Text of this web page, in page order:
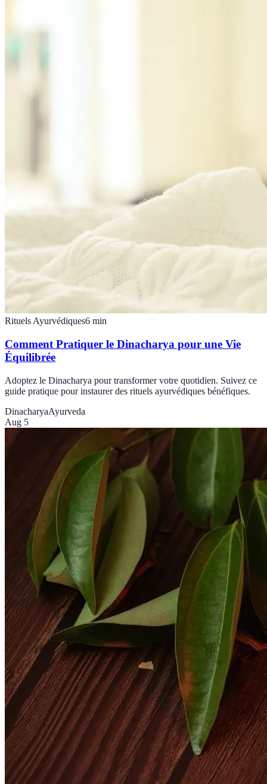
Rituels Ayurvédiques6 min
Comment Pratiquer le Dinacharya pour une Vie
Équilibrée
Adoptez le Dinacharya pour transformer votre quotidien. Suivez ce
guide pratique pour instaurer des rituels ayurvédiques bénéfiques.
DinacharyaAyurveda
Aug 5